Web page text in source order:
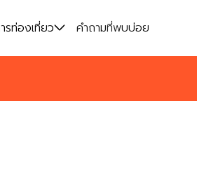
รท่องเที่ยว คำถามที่พบบ่อย
รท่องเที่ยว คำถามที่พบบ่อย